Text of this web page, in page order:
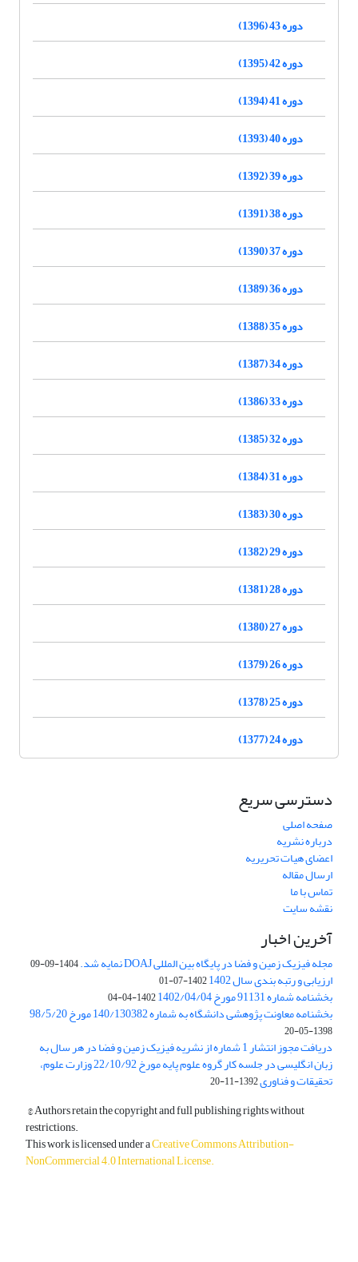
دوره 43 (1396)
دوره 42 (1395)
دوره 41 (1394)
دوره 40 (1393)
دوره 39 (1392)
دوره 38 (1391)
دوره 37 (1390)
دوره 36 (1389)
دوره 35 (1388)
دوره 34 (1387)
دوره 33 (1386)
دوره 32 (1385)
دوره 31 (1384)
دوره 30 (1383)
دوره 29 (1382)
دوره 28 (1381)
دوره 27 (1380)
دوره 26 (1379)
دوره 25 (1378)
دوره 24 (1377)
دسترسی سریع
صفحه اصلی
درباره نشریه
اعضای هیات تحریریه
ارسال مقاله
تماس با ما
نقشه سایت
آخرین اخبار
مجله فیزیک زمین و فضا در پایگاه بین المللی DOAJ نمایه شد. 1404-09-09
ارزیابی و رتبه بندی سال 1402 1402-07-01
بخشنامه شماره 91131 مورخ 1402/04/04 1402-04-04
بخشنامه معاونت پژوهشی دانشگاه به شماره 140/130382 مورخ 98/5/20
1398-05-20
دریافت مجوز انتشار 1 شماره از نشریه فیزیک زمین و فضا در هر سال به
زبان انگلیسی در جلسه کار گروه علوم پایه مورخ 22/10/92 وزارت علوم،
تحقیقات و فناوری1392-11-20
© Authors retain the copyright and full publishing rights without
restrictions.
This work is licensed under aCreative Commons Attribution-
NonCommercial 4.0 International License.